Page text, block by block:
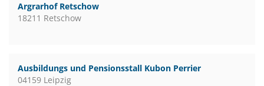
Argrarhof Retschow
18211 Retschow
Ausbildungs und Pensionsstall Kubon Perrier
04159 Leipzig